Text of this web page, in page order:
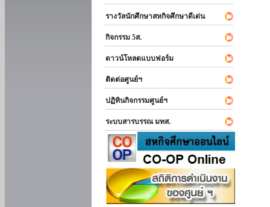
รางวัลนักศึกษาสหกิจศึกษาดีเด่น
กิจกรรม 5ส.
ดาวน์โหลดแบบฟอร์ม
ติดต่อศูนย์ฯ
ปฏิทินกิจกรรมศูนย์ฯ
ระบบสารบรรณ มทส.